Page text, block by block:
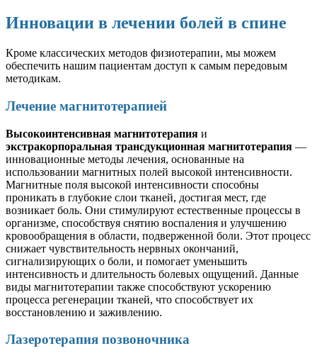
Инновации в лечении болей в спине
Кроме классических методов физиотерапии, мы можем
обеспечить нашим пациентам доступ к самым передовым
методикам.
Лечение магнитотерапией
Высокоинтенсивная магнитотерапия и
экстракорпоральная трансдукционная магнитотерапия —
инновационные методы лечения, основанные на
использовании магнитных полей высокой интенсивности.
Магнитные поля высокой интенсивности способны
проникать в глубокие слои тканей, достигая мест, где
возникает боль. Они стимулируют естественные процессы в
организме, способствуя снятию воспаления и улучшению
кровообращения в области, подверженной боли. Этот процесс
снижает чувствительность нервных окончаний,
сигнализирующих о боли, и помогает уменьшить
интенсивность и длительность болевых ощущений. Данные
виды магнитотерапии также способствуют ускорению
процесса регенерации тканей, что способствует их
восстановлению и заживлению.
Лазеротерапия позвоночника